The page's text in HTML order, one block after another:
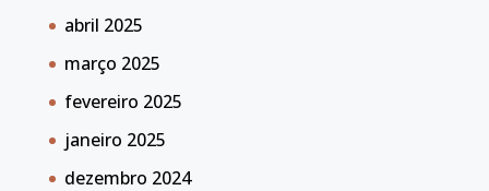
abril 2025
março 2025
fevereiro 2025
janeiro 2025
dezembro 2024